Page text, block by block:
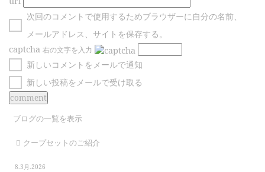
次回のコメントで使用するためブラウザーに自分の名前、
メールアドレス、サイトを保存する。
captcha 右の文字を入力
新しいコメントをメールで通知
新しい投稿をメールで受け取る
ブログの一覧を表示
クープセットのご紹介
8.3月.2026